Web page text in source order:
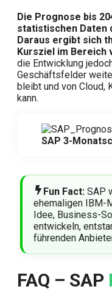
Die Prognose bis
statistischen Daten
Daraus ergibt sich
Kursziel im Bereich
die Entwicklung
Geschäftsfelder
bleibt und von Cloud,
kann.
SAP 3-
Fun Fact: SAP
ehemaligen IBM-
Idee, Business-
entwickeln,
führenden
FAQ – SAP